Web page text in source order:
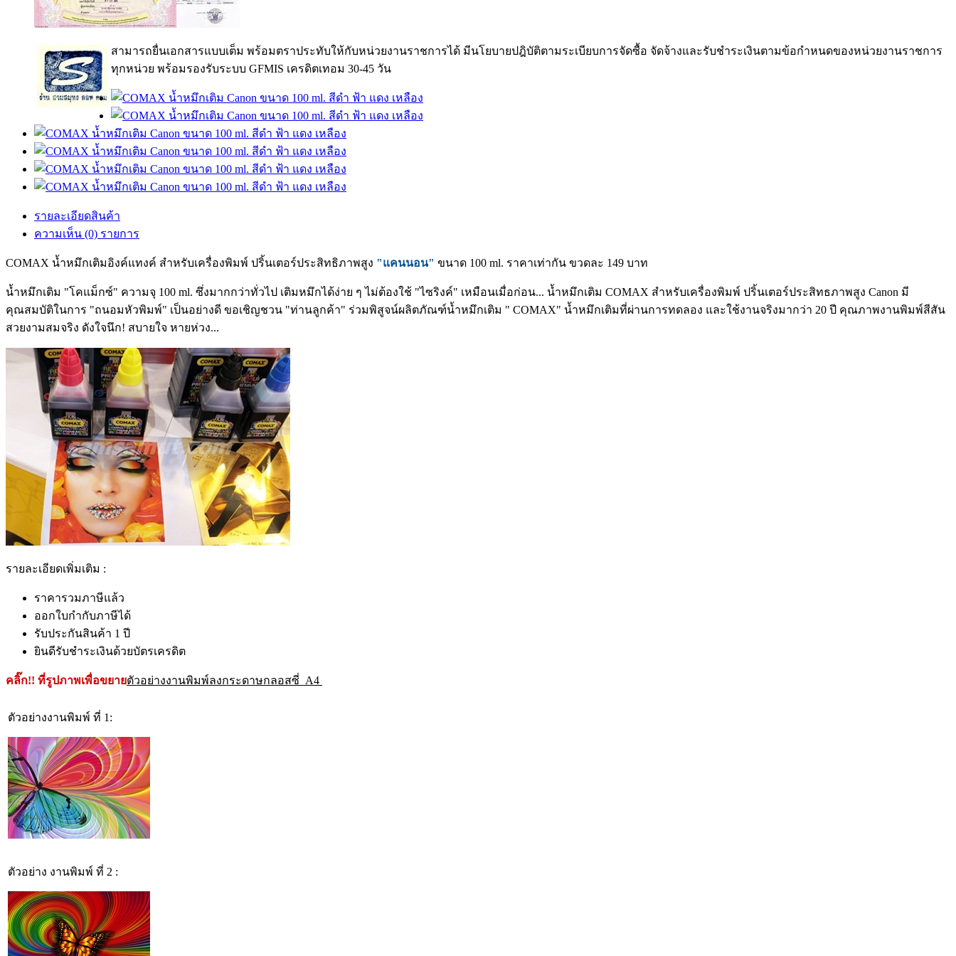
สามารถยื่นเอกสารแบบเต็ม พร้อมตราประทับให้กับหน่วยงานราชการได้ มีนโยบายปฎิบัติตามระเบียบการจัดซื้อ จัดจ้างและรับชำระเงินตามข้อกำหนดของหน่วยงานราชการ
ทุกหน่วย พร้อมรองรับระบบ GFMIS เครดิตเทอม 30-45 วัน
รายละเอียดสินค้า
ความเห็น (0) รายการ
COMAX น้ำหมึกเติมอิงค์แทงค์ สำหรับเครื่องพิมพ์ ปริ้นเตอร์ประสิทธิภาพสูง "แคนนอน" ขนาด 100 ml. ราคาเท่ากัน ขวดละ 149 บาท
น้ำหมึกเติม "โคแม็กซ์" ความจุ 100 ml. ซึ่งมากกว่าทั่วไป เติมหมึกได้ง่าย ๆ ไม่ต้องใช้ "ไซริงค์" เหมือนเมื่อก่อน... น้ำหมึกเติม COMAX สำหรับเครื่องพิมพ์ ปริ้นเตอร์ประสิทธภาพสูง Canon มี
คุณสมบัติในการ "ถนอมหัวพิมพ์" เป็นอย่างดี ขอเชิญชวน "ท่านลูกค้า" ร่วมพิสูจน์ผลิตภัณฑ์น้ำหมึกเติม " COMAX" น้ำหมึกเติมที่ผ่านการทดลอง และใช้งานจริงมากว่า 20 ปี คุณภาพงานพิมพ์สีสัน
สวยงามสมจริง ดังใจนึก! สบายใจ หายห่วง...
รายละเอียดเพิ่มเติม :
ราคารวมภาษีแล้ว
ออกใบกำกับภาษีได้
รับประกันสินค้า 1 ปี
ยินดีรับชำระเงินด้วยบัตรเครดิต
คลิ๊ก!! ที่รูปภาพเพื่อขยายตัวอย่างงานพิมพ์ลงกระดาษกลอสซี่ A4
ตัวอย่างงานพิมพ์ ที่ 1:
ตัวอย่าง งานพิมพ์ ที่ 2 :